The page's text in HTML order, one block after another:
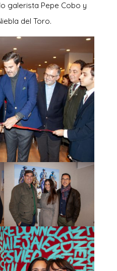
galerista Pepe Cobo y
del Toro.